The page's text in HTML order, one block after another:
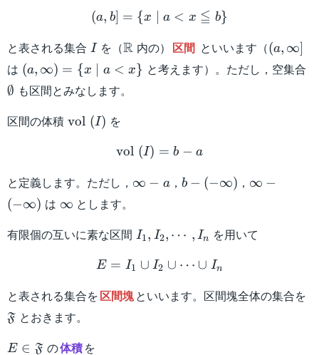
b
(a, b] = {x a < x ≦ b}
と表される集合 I
Iを（\mathbb{R}
R 内の） 区間 といいます（(a, ∞]
は (a,\infty)
= \{ x
\mid a
< x \}
(a, ∞) = {x a < x} と考えます）。ただし，空集合
∅ も区間とみなします。
区間の体積 \mathrm{vol}
vol (I) を
vol (I) = b − a
と定義します。ただし， \infty
∞ − a， b- (-
b − (−∞) ， \infty
∞ −
(−∞) は \infty
∞ とします。
有限個の互いに素な区間 I_1 ,
\cdots
I1, I2, ⋯ , In を用いて
E = I1 ∪ I2 ∪ ⋯ ∪ In
と表される集合を区間塊といいます。区間塊全体の集合を
F とおきます。
E \in
E ∈ Fの体積を